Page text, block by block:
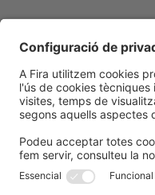
Informació legal